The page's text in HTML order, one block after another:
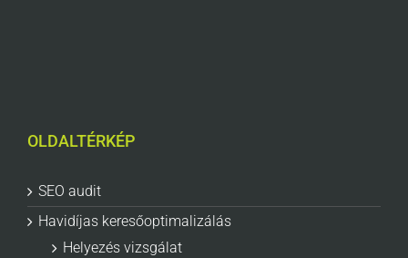
OLDALTÉRKÉP
SEO audit
Havidíjas keresőoptimalizálás
Helyezés vizsgálat